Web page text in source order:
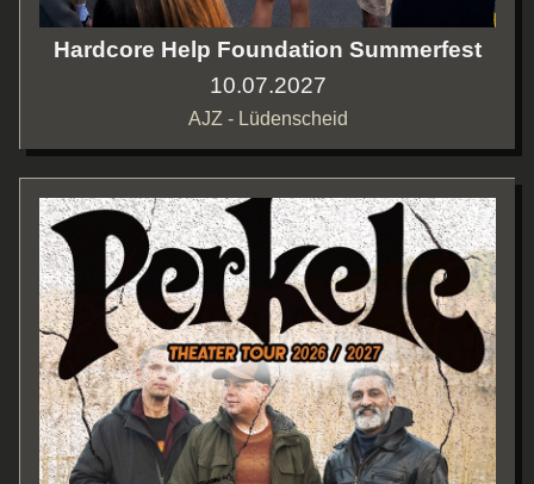
Hardcore Help Foundation Summerfest
10.07.2027
AJZ - Lüdenscheid